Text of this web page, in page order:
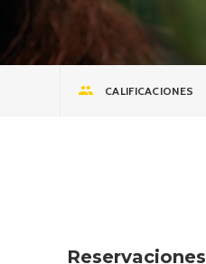
CALIFICACIONES
Reservaciones